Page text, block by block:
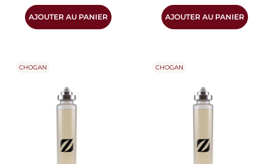
AJOUTER AU PANIER AJOUTER AU PANIER
CHOGAN CHOGAN